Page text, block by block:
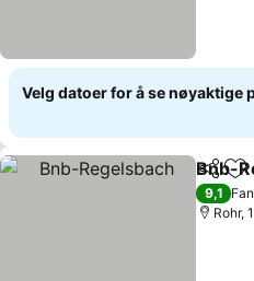
Velg datoer for å se nøyaktige
Del
Bnb-
9,1
Rohr,